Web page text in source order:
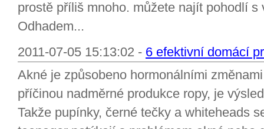
prostě příliš mnoho. můžete najít pohodlí
Odhadem...
2011-07-05 15:13:02 - 6 efektivní domácí
Akné je způsobeno hormonálními
příčinou nadměrné produkce ropy, je
Takže pupínky, černé tečky a whiteheads